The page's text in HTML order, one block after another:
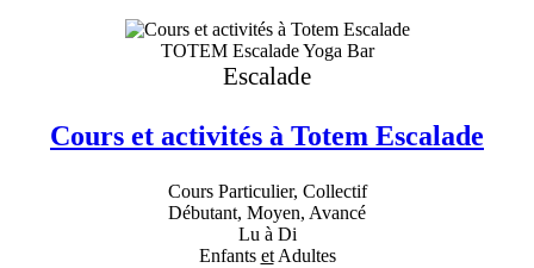
TOTEM Escalade Yoga Bar
Escalade
Cours et activités à Totem Escalade
Cours Particulier, Collectif
Débutant, Moyen, Avancé
Lu à Di
Enfants etAdultes